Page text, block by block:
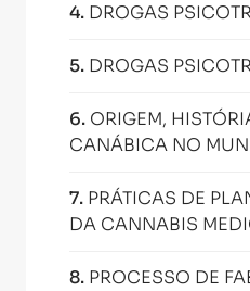
4. DROGAS
5. DROGAS
6. ORIGEM,
CANÁBICA NO
7. PRÁTICAS DE
DA CANNABIS
8. PROCESSO DE